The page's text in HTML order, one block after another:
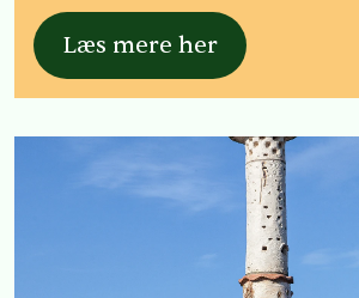
Læs mere her